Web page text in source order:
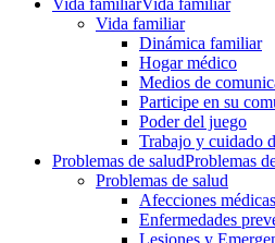
Vida familiarVida familiar
Vida familiar
Dinámica familiar
Hogar médico
Medios de
Participe en su
Poder del juego
Trabajo y cuidado
Problemas de saludProblemas
Problemas de salud
Afecciones médicas
Enfermedades
Lesiones y